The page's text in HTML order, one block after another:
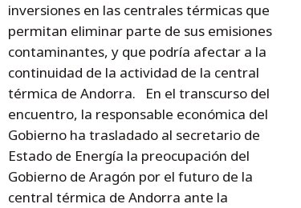
inversiones en las centrales térmicas que
permitan eliminar parte de sus emisiones
contaminantes, y que podría afectar a la
continuidad de la actividad de la central
térmica de Andorra. En el transcurso del
encuentro, la responsable económica del
Gobierno ha trasladado al secretario de
Estado de Energía la preocupación del
Gobierno de Aragón por el futuro de la
central térmica de Andorra ante la